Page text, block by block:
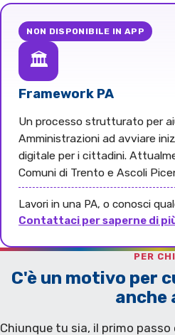
NON DISPONIBILE IN APP
🏛️
Framework PA
Un processo strutturato per
Amministrazioni ad avviare
digitale per i cittadini.
Comuni di Trento e Ascoli
Lavori in una PA, o conosci
Contattaci per saperne di
PER
C'è un motivo per
anche
Chiunque tu sia, il primo